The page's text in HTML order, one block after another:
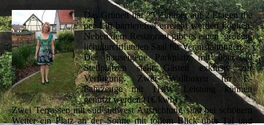
Das Grünett hat 25 Zimmer auf 2 Etagen die
per Lift barrierefrei erreicht werden können.
Neben dem Restaurant gibt es einen großen,
lichtdurchfluteten Saal für Veranstaltungen.
Der hauseigene Parkplatz mit über 20
Stellplätzen steht Gästen exklusiv zur
Verfügung. Zwei Wallboxen für E-
Fahrzeuge mit 11kW Leistung können
genutzt werden (1€/kwh)
Zwei Terrassen mit süd/südwest Ausrichtung sind bei schönem
Wetter ein Platz an der Sonne mit tollem Blick über Tal und